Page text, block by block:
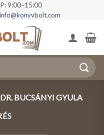
9:00–15:00
info@konyvbolt.com
DR. BUCSÁNYI GYULA